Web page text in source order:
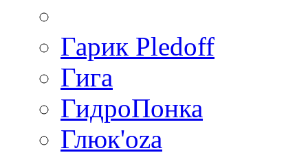
Гарик Pledoff
Гига
ГидроПонка
Глюк'oza